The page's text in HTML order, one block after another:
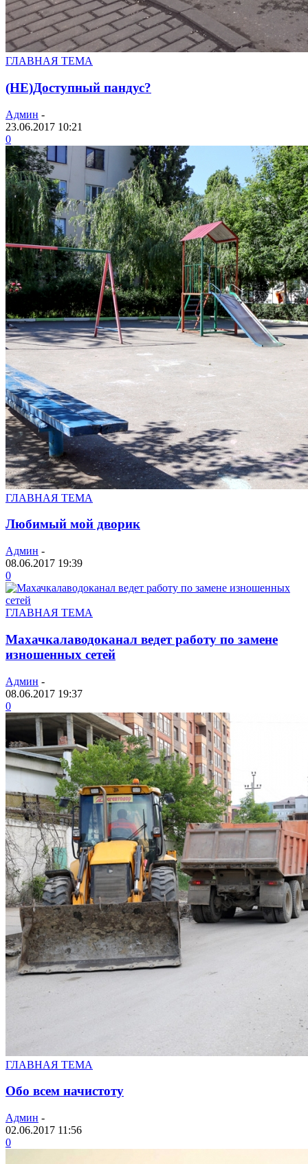
ГЛАВНАЯ ТЕМА
(НЕ)Доступный пандус?
Админ -
23.06.2017 10:21
0
ГЛАВНАЯ ТЕМА
Любимый мой дворик
Админ -
08.06.2017 19:39
0
ГЛАВНАЯ ТЕМА
Махачкалаводоканал ведет работу по замене
изношенных сетей
Админ -
08.06.2017 19:37
0
ГЛАВНАЯ ТЕМА
Обо всем начистоту
Админ -
02.06.2017 11:56
0